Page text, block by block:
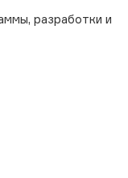
разработки и